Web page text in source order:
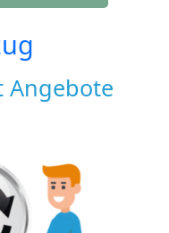
Angebote